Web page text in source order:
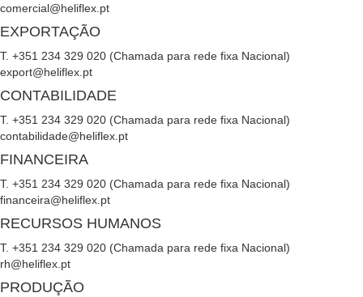
comercial@heliflex.pt
EXPORTAÇÃO
T. +351 234 329 020 (Chamada para rede fixa Nacional)
export@heliflex.pt
CONTABILIDADE
T. +351 234 329 020 (Chamada para rede fixa Nacional)
contabilidade@heliflex.pt
FINANCEIRA
T. +351 234 329 020 (Chamada para rede fixa Nacional)
financeira@heliflex.pt
RECURSOS HUMANOS
T. +351 234 329 020 (Chamada para rede fixa Nacional)
rh@heliflex.pt
PRODUÇÃO